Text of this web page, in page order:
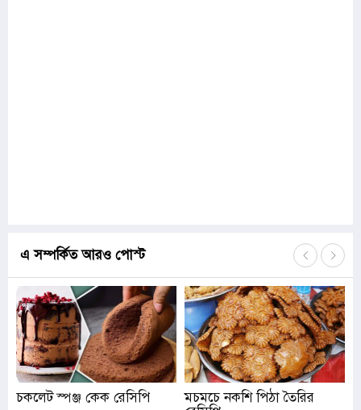
এ সম্পর্কিত আরও পোস্ট
চকলেট স্পঞ্জ কেক রেসিপি
মচমচে নকশি পিঠা তৈরির